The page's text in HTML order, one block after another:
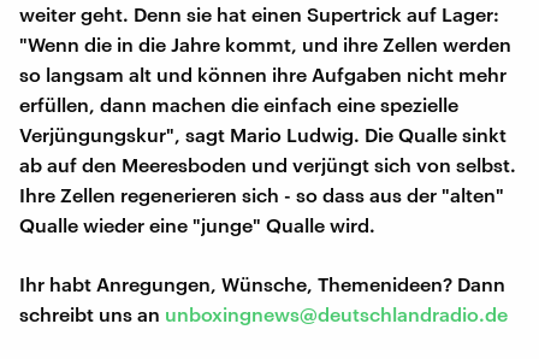
weiter geht. Denn sie hat einen Supertrick auf Lager:
"Wenn die in die Jahre kommt, und ihre Zellen werden
so langsam alt und können ihre Aufgaben nicht mehr
erfüllen, dann machen die einfach eine spezielle
Verjüngungskur", sagt Mario Ludwig. Die Qualle sinkt
ab auf den Meeresboden und verjüngt sich von selbst.
Ihre Zellen regenerieren sich - so dass aus der "alten"
Qualle wieder eine "junge" Qualle wird.
Ihr habt Anregungen, Wünsche, Themenideen? Dann
schreibt uns an unboxingnews@deutschlandradio.de